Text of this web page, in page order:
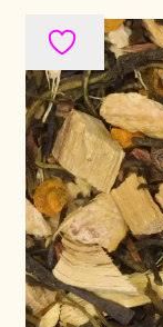
Onze visie op thee
Ordering and
Organic
Our vision on tea
Over ons